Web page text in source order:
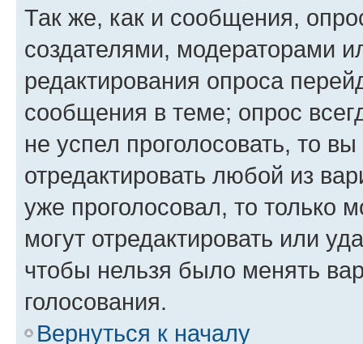
Так же, как и сообщения,
создателями, модераторами
редактирования опроса
сообщения в теме; опрос
не успел проголосовать, то
отредактировать любой из
уже проголосовал, то только
могут отредактировать или
чтобы нельзя было менять
голосования.
Вернуться к началу